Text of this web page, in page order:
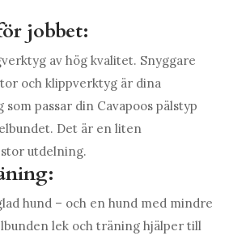
jobbet:
av hög kvalitet. Snyggare
och klippverktyg är dina
passar din Cavapoos pälstyp
Det är en liten
utdelning.
hund – och en hund med mindre
lek och träning hjälper till